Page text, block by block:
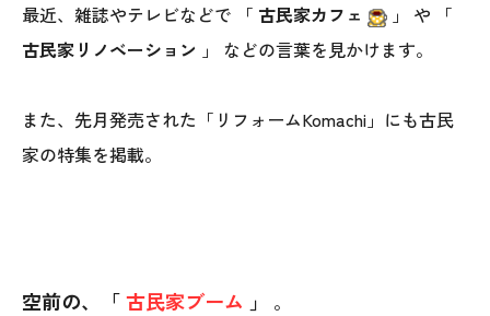
ISSH糸魚川住宅認定基準
モデルハウス
最近、雑誌やテレビなどで 「 古民家カフェ
」 や 「
古民家リノベーション 」 などの言葉を見かけます。
また、先月発売された「リフォームKomachi」にも古民
家の特集を掲載。
空前の、「古民家ブーム 」 。